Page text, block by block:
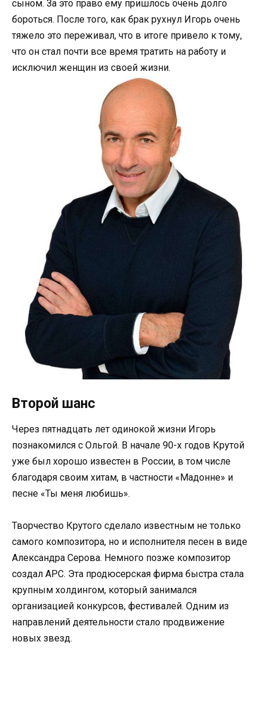
сыном. За это право ему пришлось очень долго
бороться. После того, как брак рухнул Игорь очень
тяжело это переживал, что в итоге привело к тому,
что он стал почти все время тратить на работу и
исключил женщин из своей жизни.
Второй шанс
Через пятнадцать лет одинокой жизни Игорь
познакомился с Ольгой. В начале 90-х годов Крутой
уже был хорошо известен в России, в том числе
благодаря своим хитам, в частности «Мадонне» и
песне «Ты меня любишь».
Творчество Крутого сделало известным не только
самого композитора, но и исполнителя песен в виде
Александра Серова. Немного позже композитор
создал APC. Эта продюсерская фирма быстра стала
крупным холдингом, который занимался
организацией конкурсов, фестивалей. Одним из
направлений деятельности стало продвижение
новых звезд.